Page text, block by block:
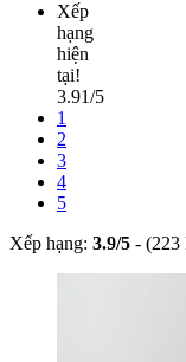
Xếp
hạng
hiện
tại!
3.91/5
1
2
3
4
5
Xếp hạng: 3.9/5 - (223